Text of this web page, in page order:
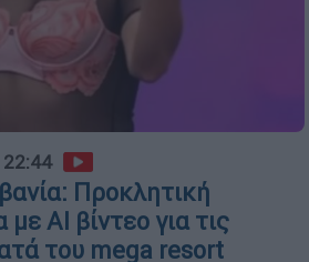
Προκλητική
ΑΙ βίντεο για τις
του mega resort